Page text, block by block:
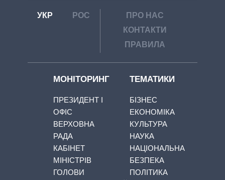
УКР РОС
ПРО НАС
КОНТАКТИ
ПРАВИЛА
МОНІТОРИНГ
ПРЕЗИДЕНТ І
ОФІС
ВЕРХОВНА
РАДА
КАБІНЕТ
МІНІСТРІВ
ГОЛОВИ
ТЕМАТИКИ
БІЗНЕС
ЕКОНОМІКА
КУЛЬТУРА
НАУКА
НАЦІОНАЛЬНА
БЕЗПЕКА
ПОЛІТИКА